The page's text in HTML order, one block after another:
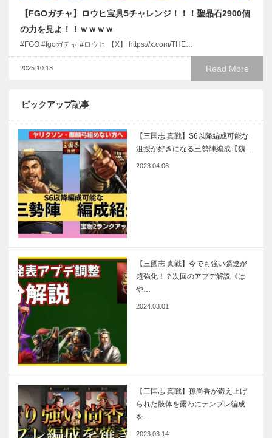
【FGOガチャ】ロウヒ宝具5チャレンジ！！！聖晶石2900個
の力を見よ！！ｗｗｗｗ
#FGO #fgoガチャ #ロウヒ 【X】 https://x.com/THE…
Read More
2025.10.13
ピックアップ記事
【三国志 真戦】S6以降編成可能な
沮授が好きになる三勢陣編成【魏…
2023.04.06
【三國志 真戦】今でも強い張遼が
超強化！？次回のアプデ解説《は
や…
2024.03.01
【三国志 真戦】孫尚香が鍛え上げ
られた肢体を露わにテンプレ編成
を…
2023.03.14